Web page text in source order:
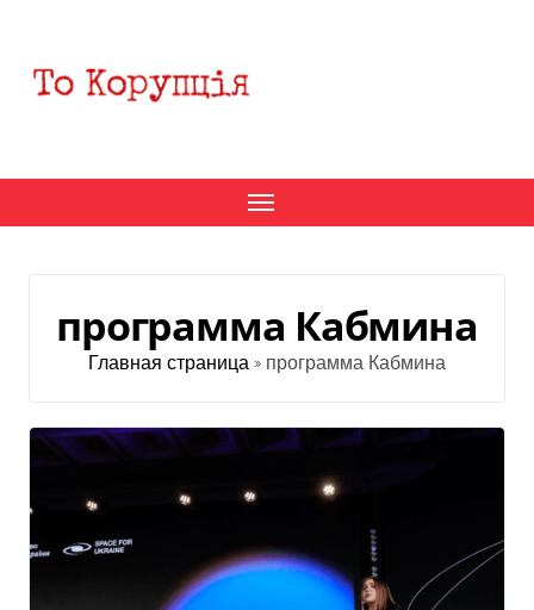
содержанию
программа Кабмина
Главная страница » программа Кабмина